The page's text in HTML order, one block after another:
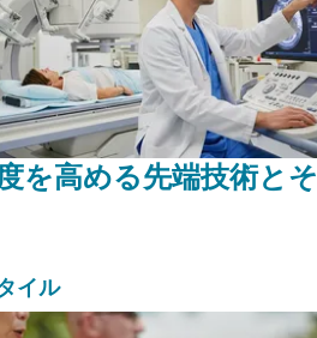
を高める先端技術とそ
イル